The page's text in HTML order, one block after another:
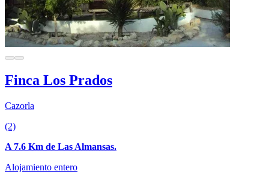
Finca Los Prados
Cazorla
(2)
A 7.6 Km de Las Almansas.
Alojamiento entero